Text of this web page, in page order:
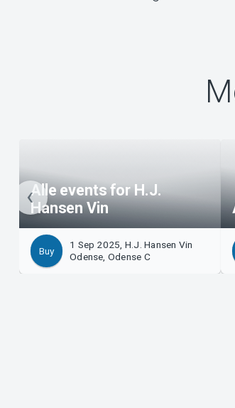
Alle events for H.J.
Hansen Vin
Buy
1 Sep 2025, H.J. Hansen Vin
Odense, Odense C